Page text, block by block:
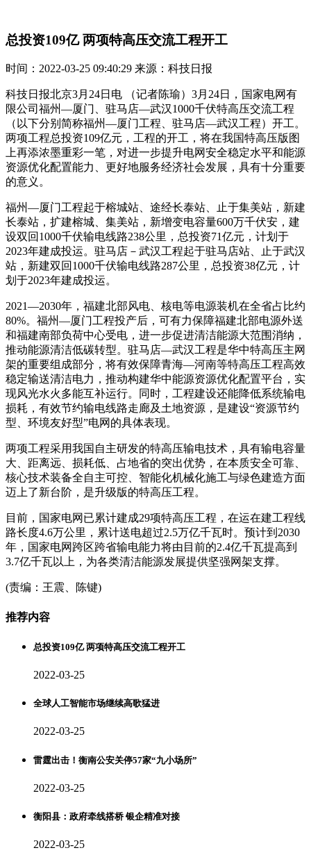
总投资109亿 两项特高压交流工程开工
时间：2022-03-25 09:40:29 来源：科技日报
科技日报北京3月24日电 （记者陈瑜）3月24日，国家电网有
限公司福州—厦门、驻马店—武汉1000千伏特高压交流工程
（以下分别简称福州—厦门工程、驻马店—武汉工程）开工。
两项工程总投资109亿元，工程的开工，将在我国特高压版图
上再添浓墨重彩一笔，对进一步提升电网安全稳定水平和能源
资源优化配置能力、更好地服务经济社会发展，具有十分重要
的意义。
福州—厦门工程起于榕城站、途经长泰站、止于集美站，新建
长泰站，扩建榕城、集美站，新增变电容量600万千伏安，建
设双回1000千伏输电线路238公里，总投资71亿元，计划于
2023年建成投运。驻马店－武汉工程起于驻马店站、止于武汉
站，新建双回1000千伏输电线路287公里，总投资38亿元，计
划于2023年建成投运。
2021—2030年，福建北部风电、核电等电源装机在全省占比约
80%。福州—厦门工程投产后，可有力保障福建北部电源外送
和福建南部负荷中心受电，进一步促进清洁能源大范围消纳，
推动能源清洁低碳转型。驻马店—武汉工程是华中特高压主网
架的重要组成部分，将有效保障青海—河南等特高压工程高效
稳定输送清洁电力，推动构建华中能源资源优化配置平台，实
现风光水火多能互补运行。同时，工程建设还能降低系统输电
损耗，有效节约输电线路走廊及土地资源，是建设“资源节约
型、环境友好型”电网的具体表现。
两项工程采用我国自主研发的特高压输电技术，具有输电容量
大、距离远、损耗低、占地省的突出优势，在本质安全可靠、
核心技术装备全自主可控、智能化机械化施工与绿色建造方面
迈上了新台阶，是升级版的特高压工程。
目前，国家电网已累计建成29项特高压工程，在运在建工程线
路长度4.6万公里，累计送电超过2.5万亿千瓦时。预计到2030
年，国家电网跨区跨省输电能力将由目前的2.4亿千瓦提高到
3.7亿千瓦以上，为各类清洁能源发展提供坚强网架支撑。
(责编：王震、陈键)
推荐内容
总投资109亿 两项特高压交流工程开工
2022-03-25
全球人工智能市场继续高歌猛进
2022-03-25
雷霆出击！衡南公安关停57家“九小场所”
2022-03-25
衡阳县：政府牵线搭桥 银企精准对接
2022-03-25